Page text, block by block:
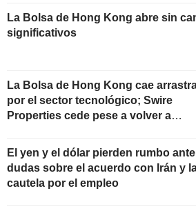
La Bolsa de Hong Kong abre sin
significativos
La Bolsa de Hong Kong cae
por el sector tecnológico; Swire
Properties cede pese a volver a
El yen y el dólar pierden rumbo
dudas sobre el acuerdo con Irán y
cautela por el empleo